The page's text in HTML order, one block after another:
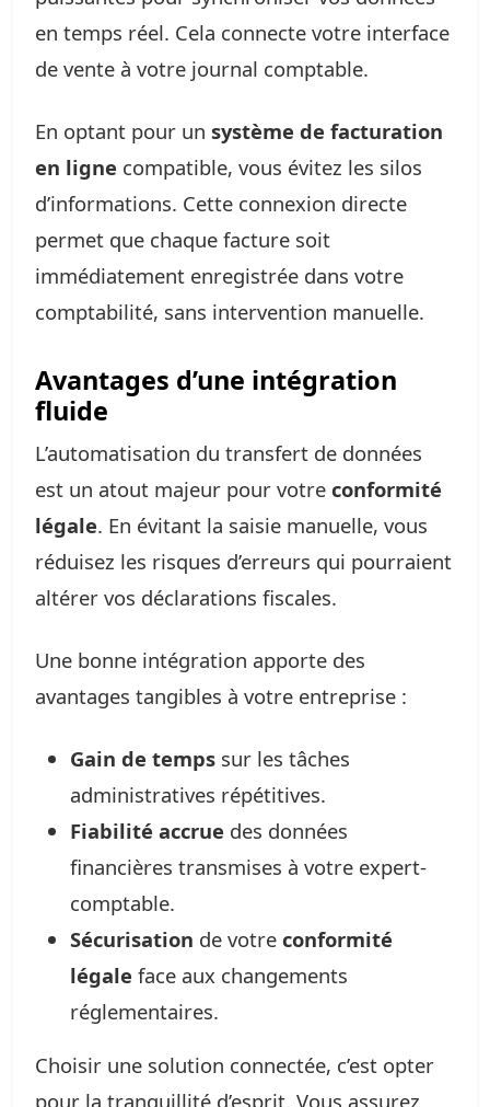
en temps réel. Cela connecte votre interface
de vente à votre journal comptable.
En optant pour un système de facturation
en ligne compatible, vous évitez les silos
d’informations. Cette connexion directe
permet que chaque facture soit
immédiatement enregistrée dans votre
comptabilité, sans intervention manuelle.
Avantages d’une intégration
fluide
L’automatisation du transfert de données
est un atout majeur pour votre conformité
légale. En évitant la saisie manuelle, vous
réduisez les risques d’erreurs qui pourraient
altérer vos déclarations fiscales.
Une bonne intégration apporte des
avantages tangibles à votre entreprise :
Gain de temps sur les tâches
administratives répétitives.
Fiabilité accrue des données
financières transmises à votre expert-
comptable.
Sécurisation de votre conformité
légale face aux changements
réglementaires.
Choisir une solution connectée, c’est opter
pour la tranquillité d’esprit. Vous assurez